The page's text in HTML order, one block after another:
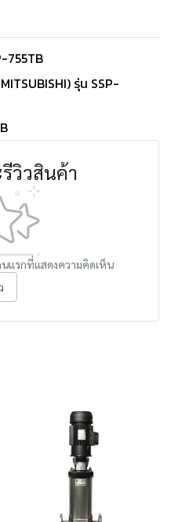
755TB
รุ่น SSP-
วิวสินค้า
แรกที่แสดงความคิดเห็น